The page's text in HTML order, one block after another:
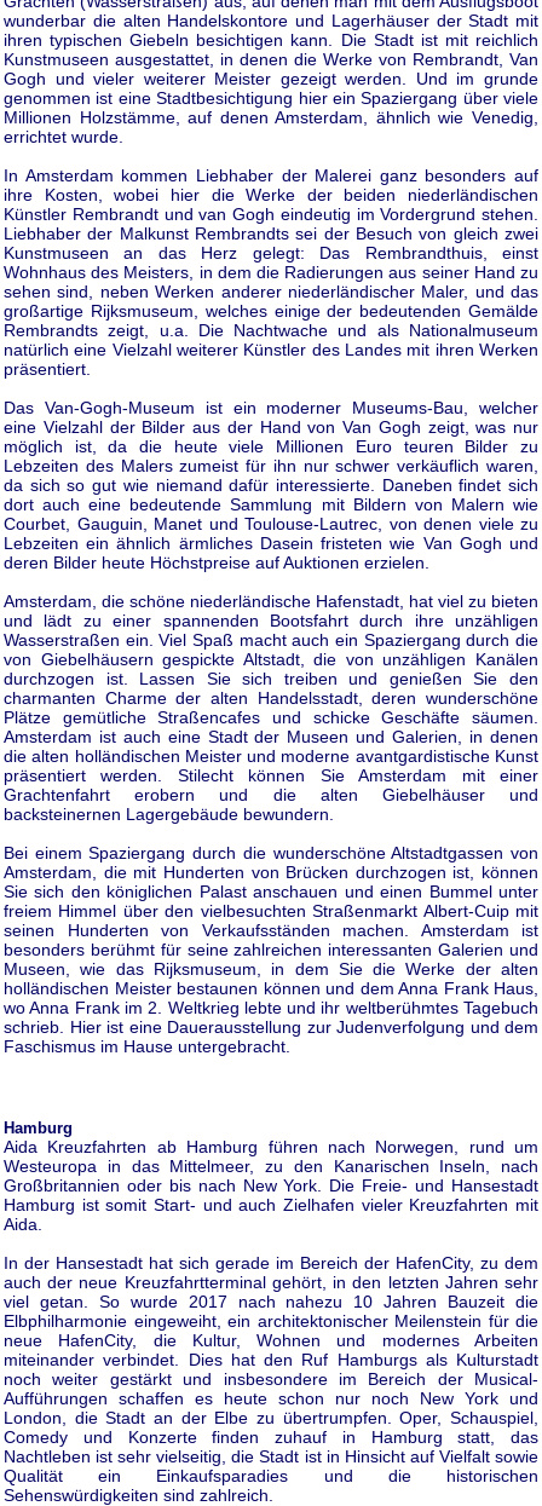
wunderbar die alten Handelskontore und Lagerhäuser der Stadt mit
ihren typischen Giebeln besichtigen kann. Die Stadt ist mit reichlich
Kunstmuseen ausgestattet, in denen die Werke von Rembrandt, Van
Gogh und vieler weiterer Meister gezeigt werden. Und im grunde
genommen ist eine Stadtbesichtigung hier ein Spaziergang über viele
Millionen Holzstämme, auf denen Amsterdam, ähnlich wie Venedig,
errichtet wurde.
In Amsterdam kommen Liebhaber der Malerei ganz besonders auf
ihre Kosten, wobei hier die Werke der beiden niederländischen
Künstler Rembrandt und van Gogh eindeutig im Vordergrund stehen.
Liebhaber der Malkunst Rembrandts sei der Besuch von gleich zwei
Kunstmuseen an das Herz gelegt: Das Rembrandthuis, einst
Wohnhaus des Meisters, in dem die Radierungen aus seiner Hand zu
sehen sind, neben Werken anderer niederländischer Maler, und das
großartige Rijksmuseum, welches einige der bedeutenden Gemälde
Rembrandts zeigt, u.a. Die Nachtwache und als Nationalmuseum
natürlich eine Vielzahl weiterer Künstler des Landes mit ihren Werken
präsentiert.
Das Van-Gogh-Museum ist ein moderner Museums-Bau, welcher
eine Vielzahl der Bilder aus der Hand von Van Gogh zeigt, was nur
möglich ist, da die heute viele Millionen Euro teuren Bilder zu
Lebzeiten des Malers zumeist für ihn nur schwer verkäuflich waren,
da sich so gut wie niemand dafür interessierte. Daneben findet sich
dort auch eine bedeutende Sammlung mit Bildern von Malern wie
Courbet, Gauguin, Manet und Toulouse-Lautrec, von denen viele zu
Lebzeiten ein ähnlich ärmliches Dasein fristeten wie Van Gogh und
deren Bilder heute Höchstpreise auf Auktionen erzielen.
Amsterdam, die schöne niederländische Hafenstadt, hat viel zu bieten
und lädt zu einer spannenden Bootsfahrt durch ihre unzähligen
Wasserstraßen ein. Viel Spaß macht auch ein Spaziergang durch die
von Giebelhäusern gespickte Altstadt, die von unzähligen Kanälen
durchzogen ist. Lassen Sie sich treiben und genießen Sie den
charmanten Charme der alten Handelsstadt, deren wunderschöne
Plätze gemütliche Straßencafes und schicke Geschäfte säumen.
Amsterdam ist auch eine Stadt der Museen und Galerien, in denen
die alten holländischen Meister und moderne avantgardistische Kunst
präsentiert werden. Stilecht können Sie Amsterdam mit einer
Grachtenfahrt erobern und die alten Giebelhäuser und
backsteinernen Lagergebäude bewundern.
Bei einem Spaziergang durch die wunderschöne Altstadtgassen von
Amsterdam, die mit Hunderten von Brücken durchzogen ist, können
Sie sich den königlichen Palast anschauen und einen Bummel unter
freiem Himmel über den vielbesuchten Straßenmarkt Albert-Cuip mit
seinen Hunderten von Verkaufsständen machen. Amsterdam ist
besonders berühmt für seine zahlreichen interessanten Galerien und
Museen, wie das Rijksmuseum, in dem Sie die Werke der alten
holländischen Meister bestaunen können und dem Anna Frank Haus,
wo Anna Frank im 2. Weltkrieg lebte und ihr weltberühmtes Tagebuch
schrieb. Hier ist eine Dauerausstellung zur Judenverfolgung und dem
Faschismus im Hause untergebracht.
Hamburg
Aida Kreuzfahrten ab Hamburg führen nach Norwegen, rund um
Westeuropa in das Mittelmeer, zu den Kanarischen Inseln, nach
Großbritannien oder bis nach New York. Die Freie- und Hansestadt
Hamburg ist somit Start- und auch Zielhafen vieler Kreuzfahrten mit
Aida.
In der Hansestadt hat sich gerade im Bereich der HafenCity, zu dem
auch der neue Kreuzfahrtterminal gehört, in den letzten Jahren sehr
viel getan. So wurde 2017 nach nahezu 10 Jahren Bauzeit die
Elbphilharmonie eingeweiht, ein architektonischer Meilenstein für die
neue HafenCity, die Kultur, Wohnen und modernes Arbeiten
miteinander verbindet. Dies hat den Ruf Hamburgs als Kulturstadt
noch weiter gestärkt und insbesondere im Bereich der Musical-
Aufführungen schaffen es heute schon nur noch New York und
London, die Stadt an der Elbe zu übertrumpfen. Oper, Schauspiel,
Comedy und Konzerte finden zuhauf in Hamburg statt, das
Nachtleben ist sehr vielseitig, die Stadt ist in Hinsicht auf Vielfalt sowie
Qualität ein Einkaufsparadies und die historischen
Sehenswürdigkeiten sind zahlreich.